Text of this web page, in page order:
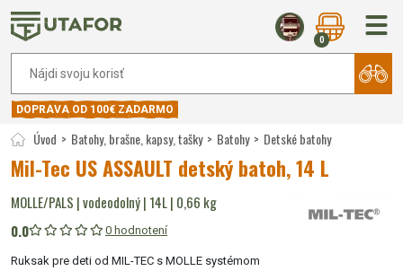
0
DOPRAVA OD 100€ ZADARMO
Úvod Batohy, brašne, kapsy, tašky Batohy Detské batohy
Mil-Tec US ASSAULT detský batoh, 14 L
MOLLE/PALS | vodeodolný | 14L | 0,66 kg
0.0
0 hodnotení
Ruksak pre deti od MIL-TEC s MOLLE systémom